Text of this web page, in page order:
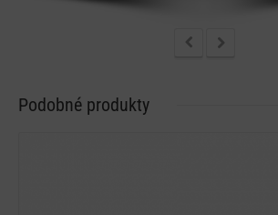
Podobné produkty